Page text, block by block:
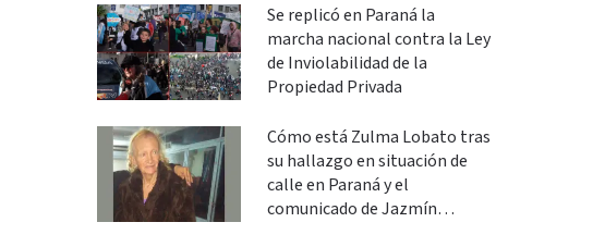
Se replicó en Paraná la
marcha nacional contra la Ley
de Inviolabilidad de la
Propiedad Privada
Cómo está Zulma Lobato tras
su hallazgo en situación de
calle en Paraná y el
comunicado de Jazmín